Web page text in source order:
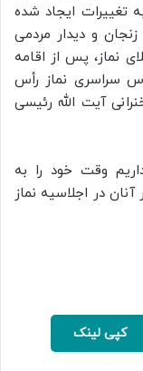
تغییرات ایجاد شده
و دیدار مردمی
دی ماه در مصلای نماز، پس از اقامه
سراسری نماز رأس
آیت الله رئیسی
وقت خود را به
در اجلاسیه نماز
کپی لینک